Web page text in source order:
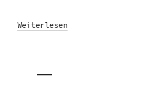
Weiterlesen